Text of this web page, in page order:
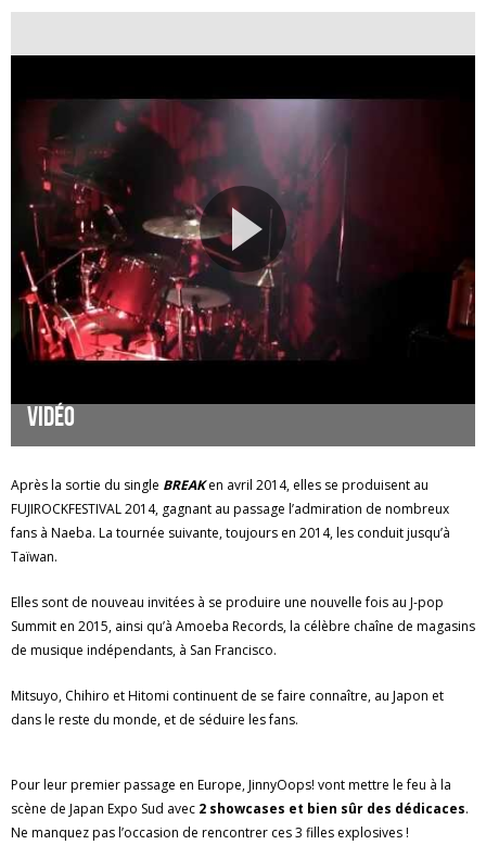
Vidéo
Après la sortie du single BREAKen avril 2014, elles se produisent au
FUJIROCKFESTIVAL 2014, gagnant au passage l’admiration de nombreux
fans à Naeba. La tournée suivante, toujours en 2014, les conduit jusqu’à
Taïwan.
Elles sont de nouveau invitées à se produire une nouvelle fois au J-pop
Summit en 2015, ainsi qu’à Amoeba Records, la célèbre chaîne de magasins
de musique indépendants, à San Francisco.
Mitsuyo, Chihiro et Hitomi continuent de se faire connaître, au Japon et
dans le reste du monde, et de séduire les fans.
Pour leur premier passage en Europe, JinnyOops! vont mettre le feu à la
scène de Japan Expo Sud avec 2 showcases et bien sûr des dédicaces.
Ne manquez pas l’occasion de rencontrer ces 3 filles explosives !